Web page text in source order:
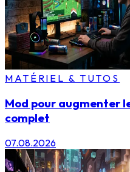
MATÉRIEL & TUTOS
Mod pour augmenter
complet
07.08.2026